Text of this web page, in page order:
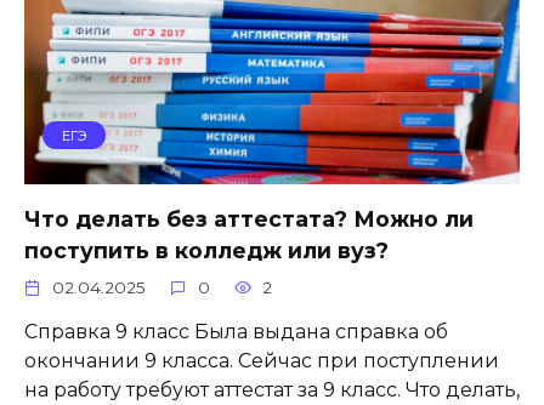
ЕГЭ
Что делать без аттестата? Можно ли
поступить в колледж или вуз?
02.04.2025 0 2
Справка 9 класс Была выдана справка об
окончании 9 класса. Сейчас при поступлении
на работу требуют аттестат за 9 класс. Что делать,